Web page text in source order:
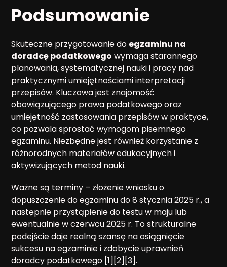
Podsumowanie
Skuteczne przygotowanie do egzaminu na
doradcę podatkowego wymaga starannego
planowania, systematycznej nauki i pracy nad
praktycznymi umiejętnościami interpretacji
przepisów. Kluczowa jest znajomość
obowiązującego prawa podatkowego oraz
umiejętność zastosowania przepisów w praktyce,
co pozwala sprostać wymogom pisemnego
egzaminu. Niezbędne jest również korzystanie z
różnorodnych materiałów edukacyjnych i
aktywizujących metod nauki.
Ważne są terminy – złożenie wniosku o
dopuszczenie do egzaminu do 8 stycznia 2025 r., a
następnie przystąpienie do testu w maju lub
ewentualnie w czerwcu 2025 r. To strukturalne
podejście daje realną szansę na osiągnięcie
sukcesu na egzaminie i zdobycie uprawnień
doradcy podatkowego [1][2][3].